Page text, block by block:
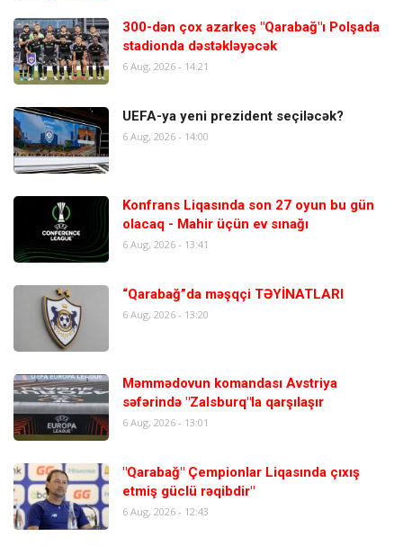
300-dən çox azarkeş "Qarabağ"ı Polşada
stadionda dəstəkləyəcək
6 Aug, 2026 - 14:21
UEFA-ya yeni prezident seçiləcək?
6 Aug, 2026 - 14:00
Konfrans Liqasında son 27 oyun bu gün
olacaq - Mahir üçün ev sınağı
6 Aug, 2026 - 13:41
“Qarabağ”da məşqçi TƏYİNATLARI
6 Aug, 2026 - 13:20
Məmmədovun komandası Avstriya
səfərində "Zalsburq"la qarşılaşır
6 Aug, 2026 - 13:01
"Qarabağ" Çempionlar Liqasında çıxış
etmiş güclü rəqibdir"
6 Aug, 2026 - 12:43